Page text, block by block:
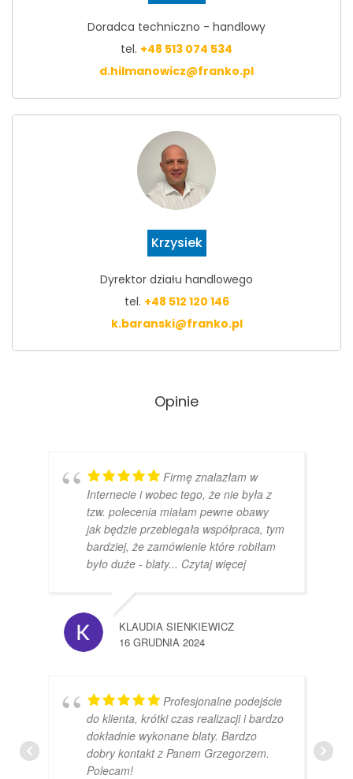
Doradca techniczno - handlowy
tel. +48 513 074 534
d.hilmanowicz@franko.pl
Krzysiek
Dyrektor działu handlowego
tel. +48 512 120 146
k.baranski@franko.pl
Opinie
Firmę znalazłam w
Internecie i wobec tego, że nie była z
tzw. polecenia miałam pewne obawy
jak będzie przebiegała współpraca, tym
bardziej, że zamówienie które robiłam
było duże - blaty... Czytaj więcej
KLAUDIA SIENKIEWICZ
16 GRUDNIA 2024
Profesjonalne podejście
do klienta, krótki czas realizacji i bardzo
dokładnie wykonane blaty. Bardzo
dobry kontakt z Panem Grzegorzem.
Polecam!